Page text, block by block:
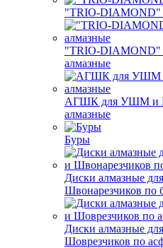
"TRIO-DIAMOND"
"TRIO-DIAMOND"
алмазные
АГШК для УШМ и
алмазные
Буры
Диски алмазные
Швонарезчиков по
Диски алмазные
Шоврезчиков по